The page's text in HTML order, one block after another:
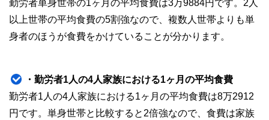
勤労者単身世帯の1ヶ月の平均食費は3万9884円です。2人
以上世帯の平均食費の5割強なので、複数人世帯よりも単
身者のほうが食費をかけていることが分かります。
・勤労者1人の4人家族における1ヶ月の平均食費
勤労者1人の4人家族における1ヶ月の平均食費は8万2912
円です。単身世帯と比較すると2倍強なので、食費は家族